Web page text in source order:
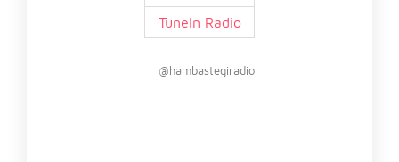
TuneIn Radio
hambastegiradio@